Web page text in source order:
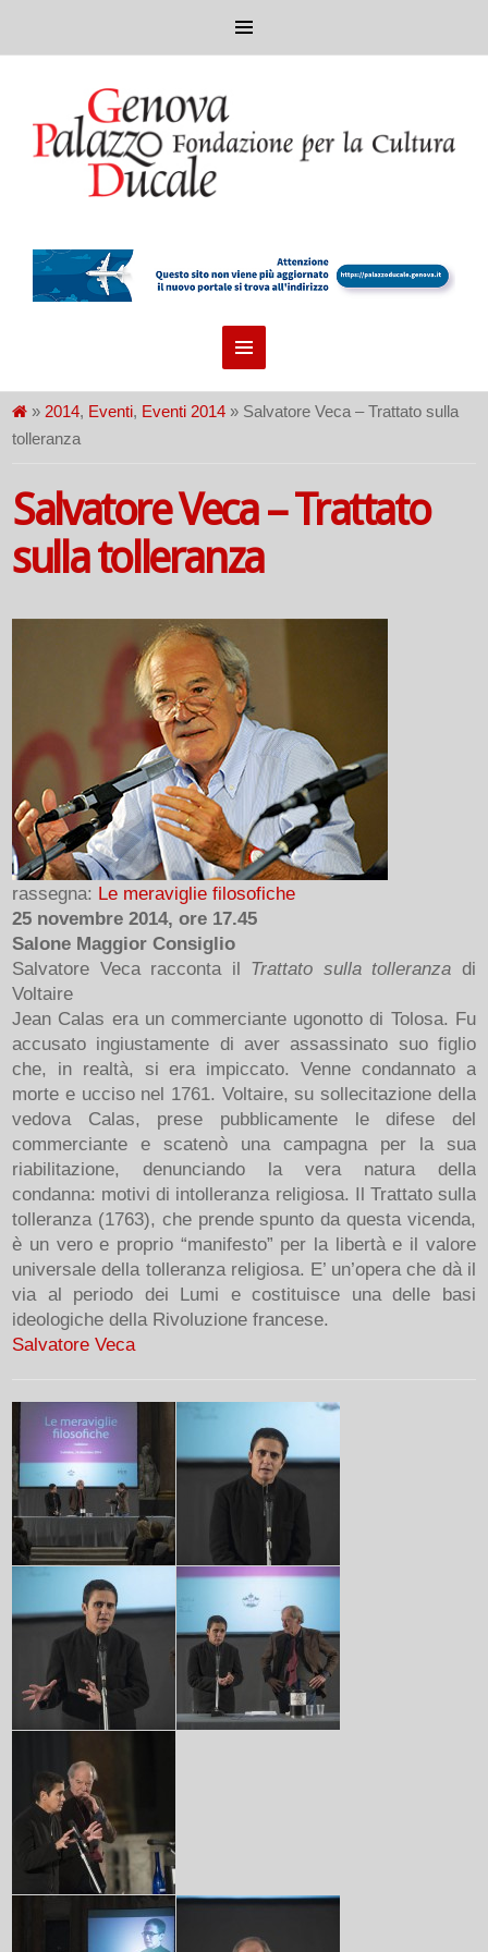
» 2014, Eventi, Eventi 2014 » Salvatore Veca – Trattato sulla
tolleranza
Salvatore Veca – Trattato
sulla tolleranza
rassegna: Le meraviglie filosofiche
25 novembre 2014, ore 17.45
Salone Maggior Consiglio
Salvatore Veca racconta il Trattato sulla tolleranza di
Voltaire
Jean Calas era un commerciante ugonotto di Tolosa. Fu
accusato ingiustamente di aver assassinato suo figlio
che, in realtà, si era impiccato. Venne condannato a
morte e ucciso nel 1761. Voltaire, su sollecitazione della
vedova Calas, prese pubblicamente le difese del
commerciante e scatenò una campagna per la sua
riabilitazione, denunciando la vera natura della
condanna: motivi di intolleranza religiosa. Il Trattato sulla
tolleranza (1763), che prende spunto da questa vicenda,
è un vero e proprio “manifesto” per la libertà e il valore
universale della tolleranza religiosa. E’ un’opera che dà il
via al periodo dei Lumi e costituisce una delle basi
ideologiche della Rivoluzione francese.
Salvatore Veca